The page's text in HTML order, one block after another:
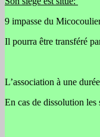
9 impasse du
Il pourra être transféré
L’association à une
En cas de dissolution